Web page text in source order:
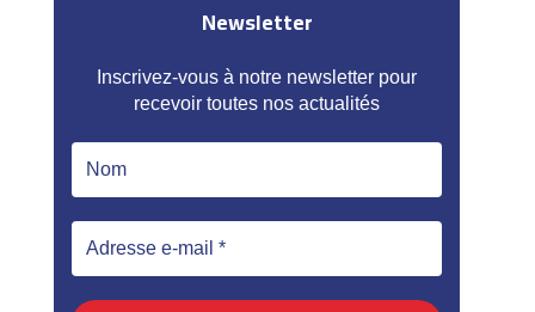
Newsletter
Inscrivez-vous à notre newsletter pour
recevoir toutes nos actualités